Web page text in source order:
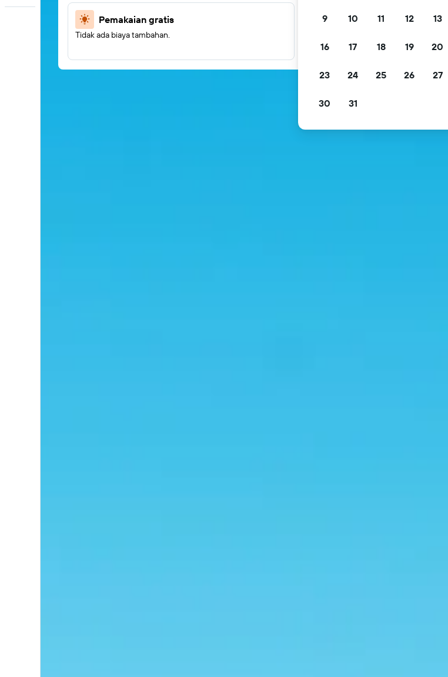
Pemakaian gratis
Tidak ada biaya tambahan.
Filter promo Anda
lainnya.
9 10 11 12 13
16 17 18 19 20
23 24 25 26 27
30 31